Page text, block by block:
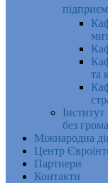
та
без
Міжнародна
Центр
Партнери
Контакти